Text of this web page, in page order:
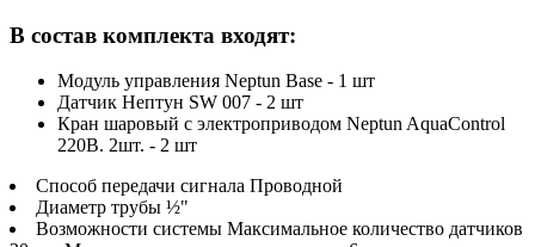
В состав комплекта входят:
Модуль управления Neptun Base - 1 шт
Датчик Нептун SW 007 - 2 шт
Кран шаровый с электроприводом Neptun AquaControl
220В. 2шт. - 2 шт
Способ передачи сигнала Проводной
Диаметр трубы ½"
Возможности системы Максимальное количество датчиков